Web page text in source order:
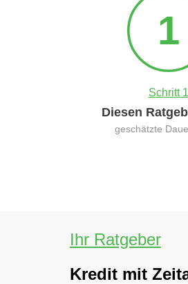
1
Schritt 1
Diesen
geschätzte
Ihr Ratgeber
Kredit mit